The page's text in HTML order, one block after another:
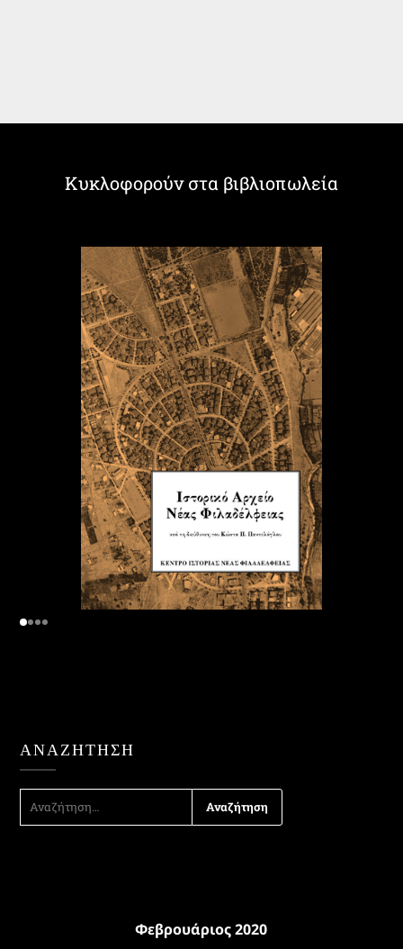
Κυκλοφορούν στα βιβλιοπωλεία
ΑΝΑΖΉΤΗΣΗ
ΑΝΑΖΉΤΗΣΗ
ΓΙΑ:
Φεβρουάριος 2020